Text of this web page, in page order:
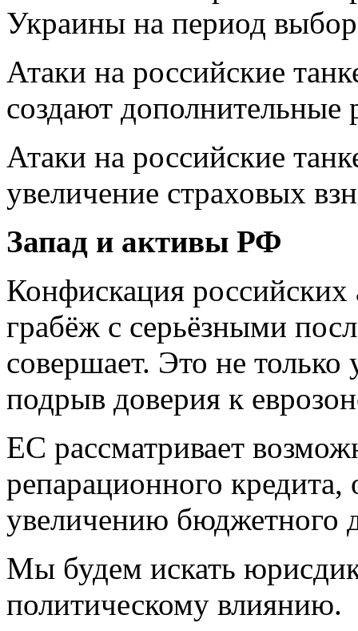
Украины на период
Атаки на российские
создают дополнительные
Атаки на российские
увеличение страховых
Запад и активы РФ
Конфискация
грабёж с серьёзными
совершает. Это не
подрыв доверия к
ЕС рассматривает
репарационного кредита,
увеличению бюджетного
Мы будем искать
политическому влиянию.